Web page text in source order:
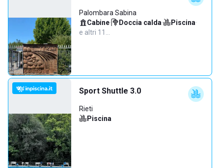
Palombara Sabina
Cabine· Doccia calda· Piscina·
e altri 11…
Sport Shuttle 3.0
Rieti
Piscina